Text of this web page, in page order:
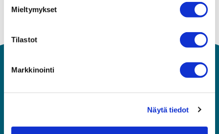
Mieltymykset
Tilastot
Markkinointi
Näytä tiedot